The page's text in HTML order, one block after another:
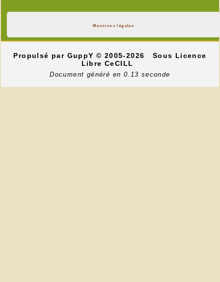
Mentions légales
Propulsé par GuppY© 2005-2026
Sous Licence
Libre CeCILL
Document généré en 0.13 seconde